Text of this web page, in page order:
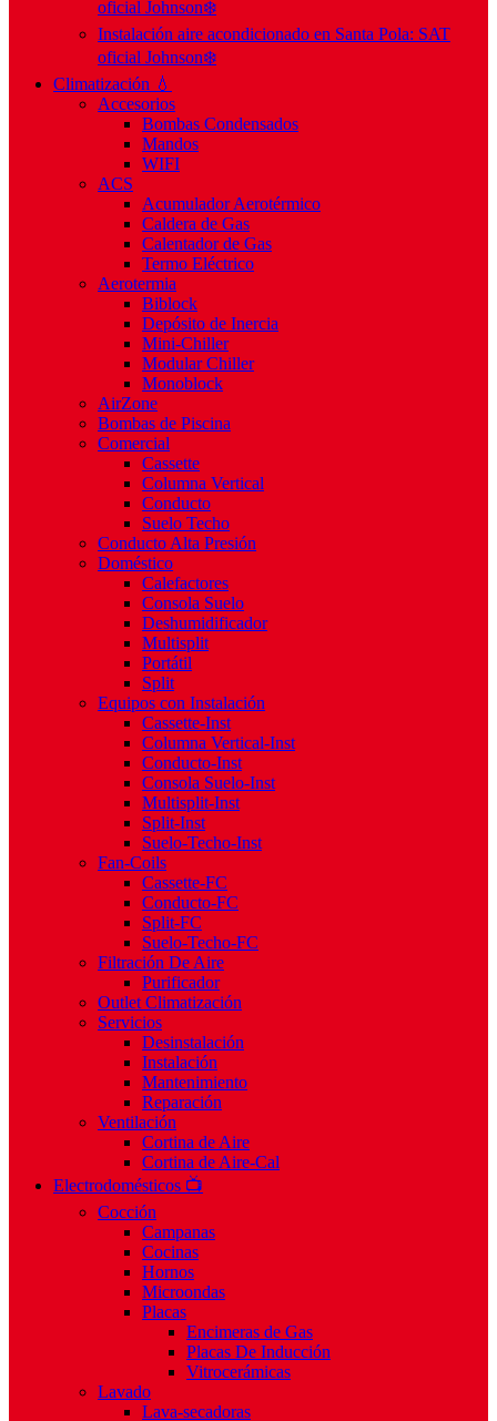
oficial Johnson❄️
Instalación aire acondicionado en Santa Pola: SAT
oficial Johnson❄️
Climatización 💧
Accesorios
Bombas Condensados
Mandos
WIFI
ACS
Acumulador Aerotérmico
Caldera de Gas
Calentador de Gas
Termo Eléctrico
Aerotermia
Biblock
Depósito de Inercia
Mini-Chiller
Modular Chiller
Monoblock
AirZone
Bombas de Piscina
Comercial
Cassette
Columna Vertical
Conducto
Suelo Techo
Conducto Alta Presión
Doméstico
Calefactores
Consola Suelo
Deshumidificador
Multisplit
Portátil
Split
Equipos con Instalación
Cassette-Inst
Columna Vertical-Inst
Conducto-Inst
Consola Suelo-Inst
Multisplit-Inst
Split-Inst
Suelo-Techo-Inst
Fan-Coils
Cassette-FC
Conducto-FC
Split-FC
Suelo-Techo-FC
Filtración De Aire
Purificador
Outlet Climatización
Servicios
Desinstalación
Instalación
Mantenimiento
Reparación
Ventilación
Cortina de Aire
Cortina de Aire-Cal
Electrodomésticos 📺
Cocción
Campanas
Cocinas
Hornos
Microondas
Placas
Encimeras de Gas
Placas De Inducción
Vitrocerámicas
Lavado
Lava-secadoras